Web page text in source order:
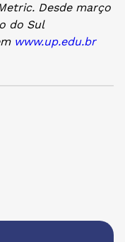
Desde março
do Sul
www.up.edu.br